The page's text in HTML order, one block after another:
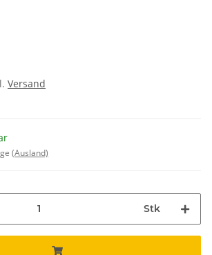
Versand
(Ausland)
Stk